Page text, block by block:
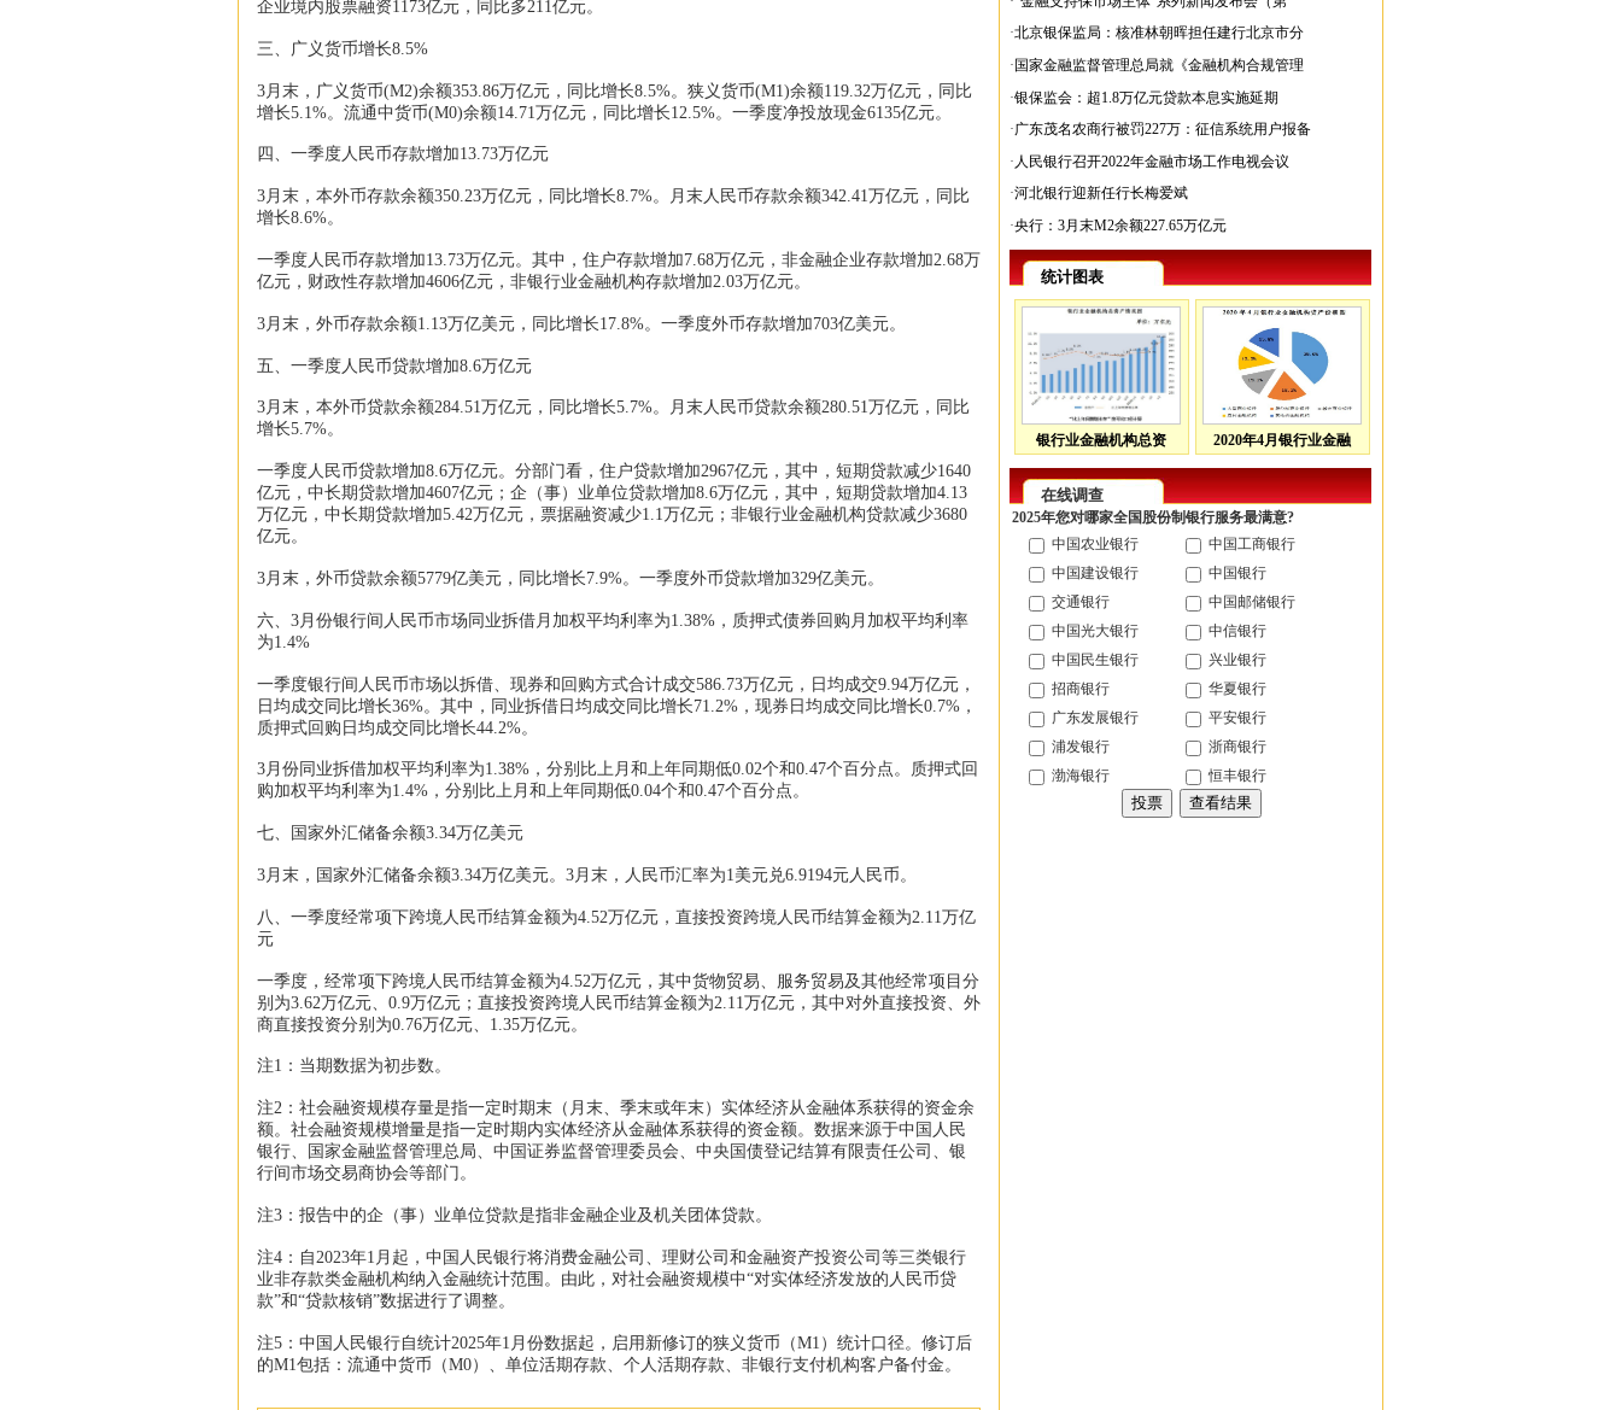
企业境内股票融资1173亿元，同比多211亿元。
三、广义货币增长8.5%
3月末，广义货币(M2)余额353.86万亿元，同比增长8.5%。狭义货币(M1)余额119.32万亿元，同比
增长5.1%。流通中货币(M0)余额14.71万亿元，同比增长12.5%。一季度净投放现金6135亿元。
四、一季度人民币存款增加13.73万亿元
3月末，本外币存款余额350.23万亿元，同比增长8.7%。月末人民币存款余额342.41万亿元，同比
增长8.6%。
一季度人民币存款增加13.73万亿元。其中，住户存款增加7.68万亿元，非金融企业存款增加2.68万
亿元，财政性存款增加4606亿元，非银行业金融机构存款增加2.03万亿元。
3月末，外币存款余额1.13万亿美元，同比增长17.8%。一季度外币存款增加703亿美元。
五、一季度人民币贷款增加8.6万亿元
3月末，本外币贷款余额284.51万亿元，同比增长5.7%。月末人民币贷款余额280.51万亿元，同比
增长5.7%。
一季度人民币贷款增加8.6万亿元。分部门看，住户贷款增加2967亿元，其中，短期贷款减少1640
亿元，中长期贷款增加4607亿元；企（事）业单位贷款增加8.6万亿元，其中，短期贷款增加4.13
万亿元，中长期贷款增加5.42万亿元，票据融资减少1.1万亿元；非银行业金融机构贷款减少3680
亿元。
3月末，外币贷款余额5779亿美元，同比增长7.9%。一季度外币贷款增加329亿美元。
六、3月份银行间人民币市场同业拆借月加权平均利率为1.38%，质押式债券回购月加权平均利率
为1.4%
一季度银行间人民币市场以拆借、现券和回购方式合计成交586.73万亿元，日均成交9.94万亿元，
日均成交同比增长36%。其中，同业拆借日均成交同比增长71.2%，现券日均成交同比增长0.7%，
质押式回购日均成交同比增长44.2%。
3月份同业拆借加权平均利率为1.38%，分别比上月和上年同期低0.02个和0.47个百分点。质押式回
购加权平均利率为1.4%，分别比上月和上年同期低0.04个和0.47个百分点。
七、国家外汇储备余额3.34万亿美元
3月末，国家外汇储备余额3.34万亿美元。3月末，人民币汇率为1美元兑6.9194元人民币。
八、一季度经常项下跨境人民币结算金额为4.52万亿元，直接投资跨境人民币结算金额为2.11万亿
元
一季度，经常项下跨境人民币结算金额为4.52万亿元，其中货物贸易、服务贸易及其他经常项目分
别为3.62万亿元、0.9万亿元；直接投资跨境人民币结算金额为2.11万亿元，其中对外直接投资、外
商直接投资分别为0.76万亿元、1.35万亿元。
注1：当期数据为初步数。
注2：社会融资规模存量是指一定时期末（月末、季末或年末）实体经济从金融体系获得的资金余
额。社会融资规模增量是指一定时期内实体经济从金融体系获得的资金额。数据来源于中国人民
银行、国家金融监督管理总局、中国证券监督管理委员会、中央国债登记结算有限责任公司、银
行间市场交易商协会等部门。
注3：报告中的企（事）业单位贷款是指非金融企业及机关团体贷款。
注4：自2023年1月起，中国人民银行将消费金融公司、理财公司和金融资产投资公司等三类银行
业非存款类金融机构纳入金融统计范围。由此，对社会融资规模中“对实体经济发放的人民币贷
款”和“贷款核销”数据进行了调整。
注5：中国人民银行自统计2025年1月份数据起，启用新修订的狭义货币（M1）统计口径。修订后
的M1包括：流通中货币（M0）、单位活期存款、个人活期存款、非银行支付机构客户备付金。
·北京银保监局：核准林朝晖担任建行北京市分
· 国家金融监督管理总局就《金融机构合规管理
·银保监会：超1.8万亿元贷款本息实施延期
·广东茂名农商行被罚227万：征信系统用户报备
· 人民银行召开2022年金融市场工作电视会议
·河北银行迎新任行长梅爱斌
·央行：3月末M2余额227.65万亿元
统计图表
银行业金融机构总资 2020年4月银行业金融
在线调查
2025年您对哪家全国股份制银行服务最满意?
中国农业银行
中国工商银行
中国建设银行
中国银行
交通银行
中国邮储银行
中国光大银行
中信银行
中国民生银行
兴业银行
招商银行
华夏银行
广东发展银行
平安银行
浦发银行
浙商银行
渤海银行
恒丰银行